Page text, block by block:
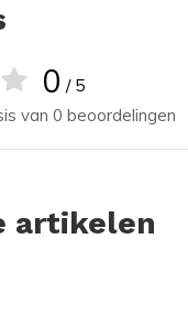
0 / 5
van 0 beoordelingen
artikelen